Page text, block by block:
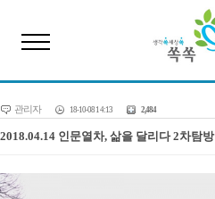
관리자 18-10-08 14:13 2,484
2018.04.14 인문열차, 삶을 달리다 2차탐방